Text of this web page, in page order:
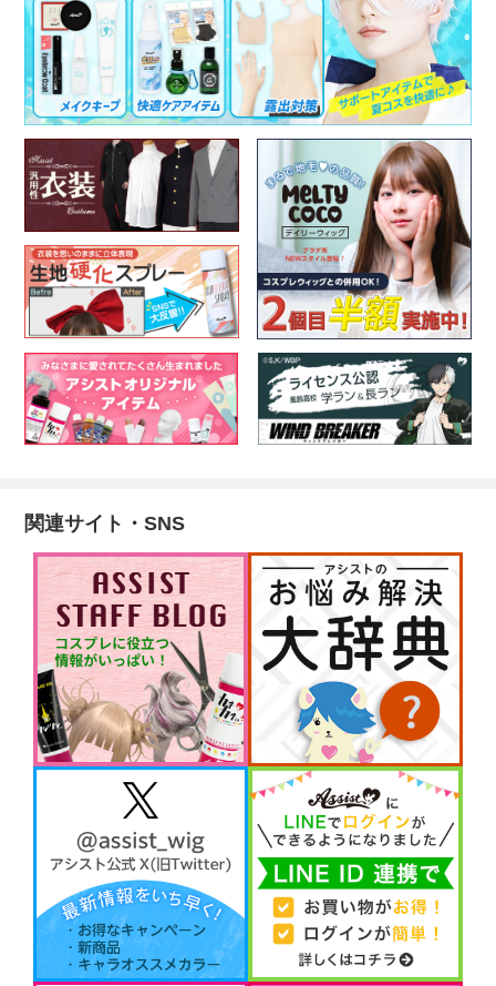
関連サイト・SNS